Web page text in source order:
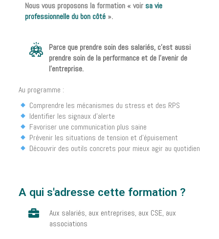
Nous vous proposons la formation « voirsa vie
professionnelle du bon côté».
Parce que prendre soin des salariés, c’est aussi
prendre soin de la performance et de l’avenir de
l’entreprise.
Au programme :
Comprendre les mécanismes du stress et des RPS
Identifier les signaux d’alerte
Favoriser une communication plus saine
Prévenir les situations de tension et d’épuisement
Découvrir des outils concrets pour mieux agir au quotidien
A qui s'adresse cette formation ?
Aux salariés, aux entreprises, aux CSE, aux
associations